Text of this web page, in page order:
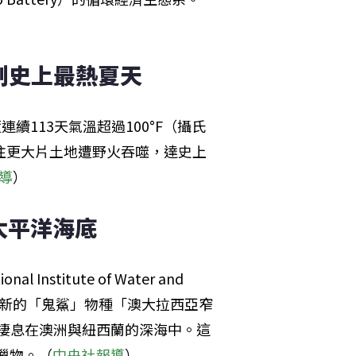
上最熱夏天
續113天氣溫超過100°F（攝氏
大片土地遭野火吞噬，達史上
）
平洋海底
Institute of Water and
的「鬼鯊」物種「澳大拉西亞窄
息在澳洲與紐西蘭的深海中。這